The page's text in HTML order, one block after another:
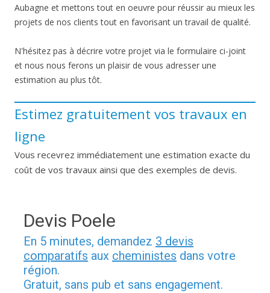
Aubagne et mettons tout en oeuvre pour réussir au mieux les
projets de nos clients tout en favorisant un travail de qualité.
N'hésitez pas à décrire votre projet via le formulaire ci-joint
et nous nous ferons un plaisir de vous adresser une
estimation au plus tôt.
Estimez gratuitement vos travaux en
ligne
Vous recevrez immédiatement une estimation exacte du
coût de vos travaux ainsi que des exemples de devis.
Devis Poele
En 5 minutes, demandez 3 devis
comparatifs aux cheministes dans votre
région.
Gratuit, sans pub et sans engagement.